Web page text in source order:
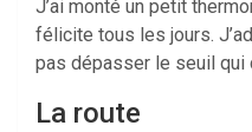
J’ai monté un petit
félicite tous les jours.
pas dépasser le seuil qui
La route